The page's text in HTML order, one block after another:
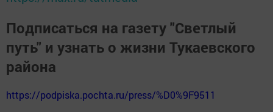
Подписаться на газету "Светлый
путь" и узнать о жизни Тукаевского
района
https://podpiska.pochta.ru/press/%D0%9F9511